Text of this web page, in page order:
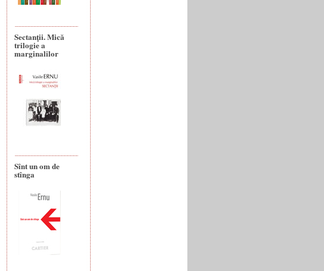
Sectanţii. Mică
trilogie a
marginalilor
Sînt un om de
stînga